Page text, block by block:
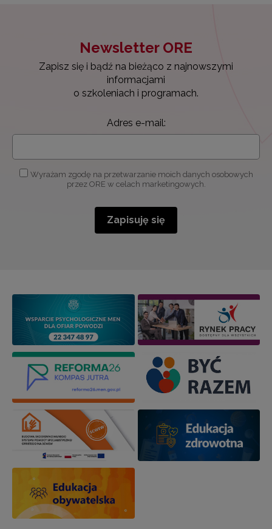
Newsletter ORE
Zapisz się i bądź na bieżąco z najnowszymi
informacjami
o szkoleniach i programach.
Adres e-mail:
Wyrażam zgodę na przetwarzanie moich danych osobowych
przez ORE w celach marketingowych.
Zapisuję się